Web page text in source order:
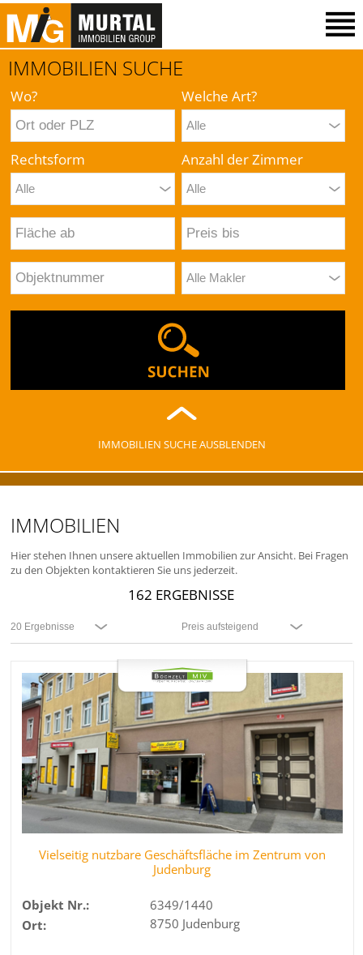
IMMOBILIEN SUCHE
Wo? Welche Art?
Rechtsform Anzahl der Zimmer
IMMOBILIEN SUCHE AUSBLENDEN
IMMOBILIEN
Hier stehen Ihnen unsere aktuellen Immobilien zur Ansicht. Bei Fragen
zu den Objekten kontaktieren Sie uns jederzeit.
162 ERGEBNISSE
Vielseitig nutzbare Geschäftsfläche im Zentrum von
Judenburg
Objekt Nr.:
6349/1440
Ort:
8750 Judenburg